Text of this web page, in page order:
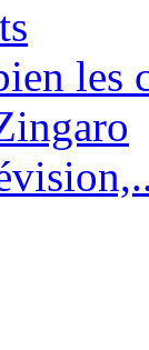
les